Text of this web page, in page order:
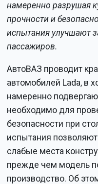
намеренно разрушая
прочности и
испытания улучшают
пассажиров.
АвтоВАЗ проводит
автомобилей Lada, в
намеренно
необходимо для
безопасности при
испытания
слабые места
прежде чем модель
производство. Об